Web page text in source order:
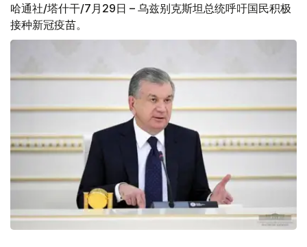
哈通社/塔什干/7月29日 – 乌兹别克斯坦总统呼吁国民积极
接种新冠疫苗。